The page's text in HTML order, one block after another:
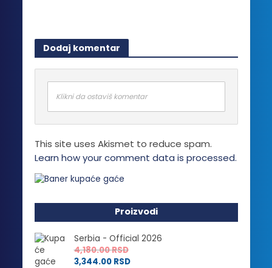
Dodaj komentar
Klikni da ostaviš komentar
This site uses Akismet to reduce spam.
Learn how your comment data is processed.
Proizvodi
Serbia - Official 2026
4,180.00RSD
3,344.00 RSD